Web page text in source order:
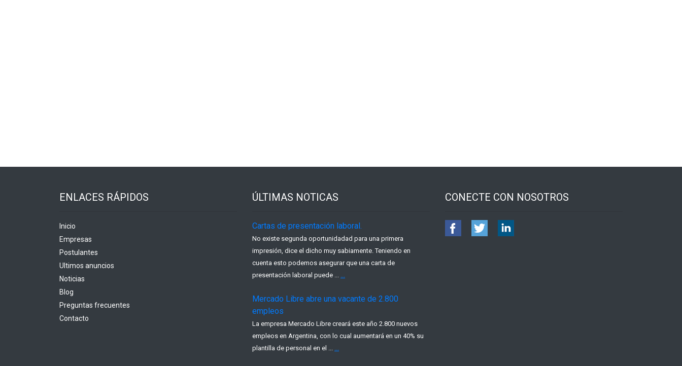
ENLACES RÁPIDOS
Inicio
Empresas
Postulantes
Ultimos anuncios
Noticias
Blog
Preguntas frecuentes
Contacto
ÚLTIMAS NOTICAS
Cartas de presentación laboral.
No existe segunda oportunidadad para una primera
impresión, dice el dicho muy sabiamente. Teniendo en
cuenta esto podemos asegurar que una carta de
presentación laboral puede ... ...
Mercado Libre abre una vacante de 2.800
empleos
La empresa Mercado Libre creará este año 2.800 nuevos
empleos en Argentina, con lo cual aumentará en un 40% su
plantilla de personal en el ... ...
CONECTE CON NOSOTROS